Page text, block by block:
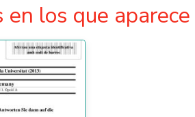
en los que aparece